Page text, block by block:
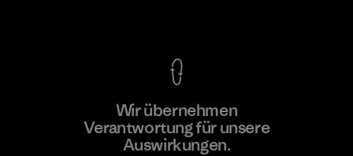
Wir übernehmen
Verantwortung für unsere
Auswirkungen.